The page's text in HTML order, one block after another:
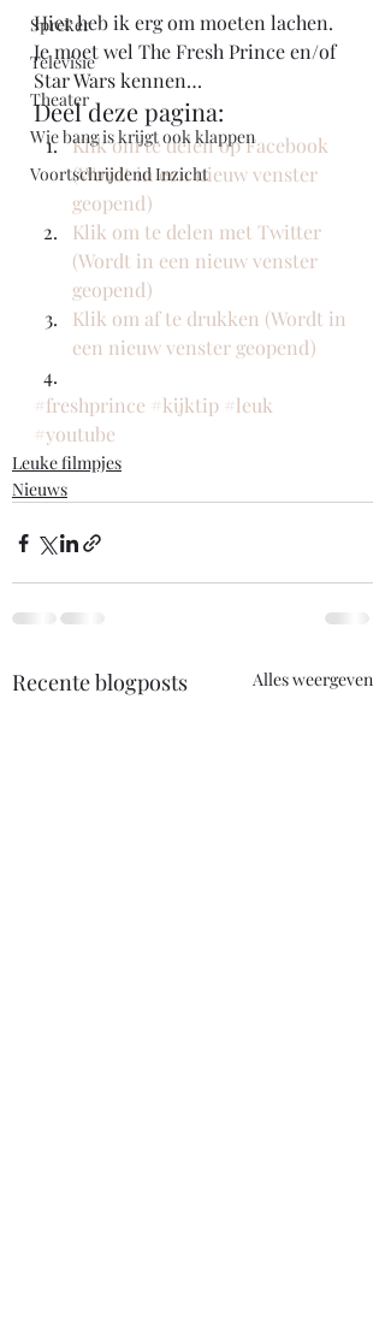
Spreker
Televisie
Theater
Wie bang is krijgt ook klappen
Voortschrijdend Inzicht
Hier heb ik erg om moeten lachen.
Je moet wel The Fresh Prince en/of
Star Wars kennen…
Deel deze pagina:
Klik om te delen op Facebook
(Wordt in een nieuw venster
geopend)
Klik om te delen met Twitter
(Wordt in een nieuw venster
geopend)
Klik om af te drukken (Wordt in
een nieuw venster geopend)
#freshprince #kijktip #leuk
#youtube
Leuke filmpjes
Nieuws
Recente blogposts Alles weergeven